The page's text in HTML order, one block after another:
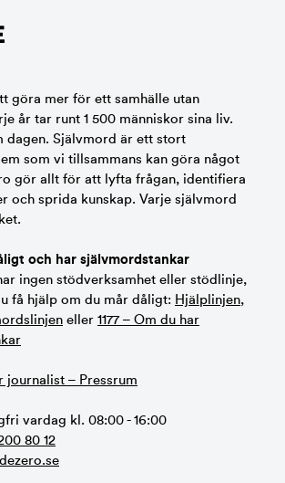
göra mer för ett samhälle utan
år tar runt 1 500 människor sina liv.
dagen. Självmord är ett stort
som vi tillsammans kan göra något
gör allt för att lyfta frågan, identifiera
och sprida kunskap. Varje självmord
och har självmordstankar
ingen stödverksamhet eller stödlinje,
få hjälp om du mår dåligt: Hjälplinjen,
eller 1177 – Om du har
journalist – Pressrum
vardag kl. 08:00 - 16:00
80 12